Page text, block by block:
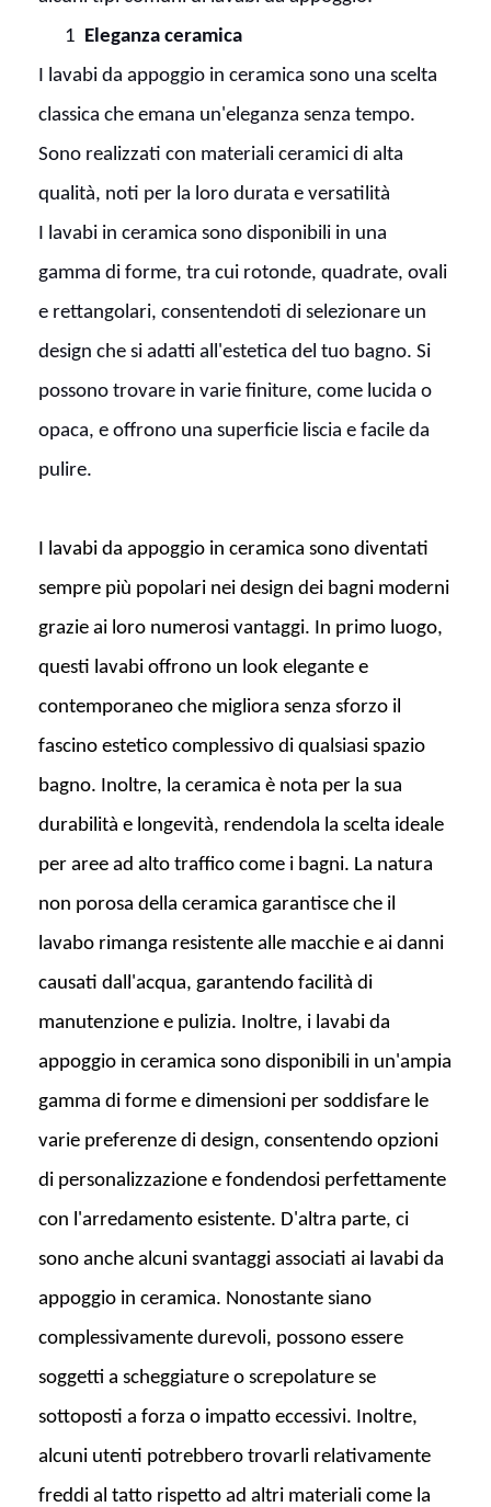
1 Eleganza ceramica
I lavabi da appoggio in ceramica sono una scelta
classica che emana un'eleganza senza tempo.
Sono realizzati con materiali ceramici di alta
qualità, noti per la loro durata e versatilità
I lavabi in ceramica sono disponibili in una
gamma di forme, tra cui rotonde, quadrate, ovali
e rettangolari, consentendoti di selezionare un
design che si adatti all'estetica del tuo bagno. Si
possono trovare in varie finiture, come lucida o
opaca, e offrono una superficie liscia e facile da
pulire.
I lavabi da appoggio in ceramica sono diventati
sempre più popolari nei design dei bagni moderni
grazie ai loro numerosi vantaggi. In primo luogo,
questi lavabi offrono un look elegante e
contemporaneo che migliora senza sforzo il
fascino estetico complessivo di qualsiasi spazio
bagno. Inoltre, la ceramica è nota per la sua
durabilità e longevità, rendendola la scelta ideale
per aree ad alto traffico come i bagni. La natura
non porosa della ceramica garantisce che il
lavabo rimanga resistente alle macchie e ai danni
causati dall'acqua, garantendo facilità di
manutenzione e pulizia. Inoltre, i lavabi da
appoggio in ceramica sono disponibili in un'ampia
gamma di forme e dimensioni per soddisfare le
varie preferenze di design, consentendo opzioni
di personalizzazione e fondendosi perfettamente
con l'arredamento esistente. D'altra parte, ci
sono anche alcuni svantaggi associati ai lavabi da
appoggio in ceramica. Nonostante siano
complessivamente durevoli, possono essere
soggetti a scheggiature o screpolature se
sottoposti a forza o impatto eccessivi. Inoltre,
alcuni utenti potrebbero trovarli relativamente
freddi al tatto rispetto ad altri materiali come la